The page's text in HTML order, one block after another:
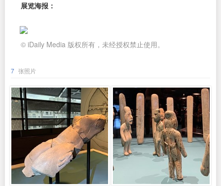
展览海报：
© iDaily Media 版权所有，未经授权禁止使用。
7 张照片